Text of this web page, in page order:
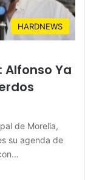
HARDNEWS
Alfonso Ya
de Morelia,
su agenda de